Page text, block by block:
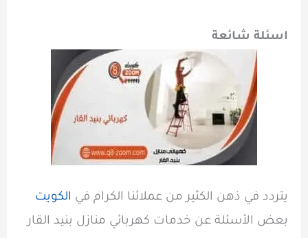
اسئلة شائعة
يتردد في ذهن الكثير من عملائنا الكرام في الكويت
بعض الأسئلة عن خدمات كهربائي منازل بنيد القار